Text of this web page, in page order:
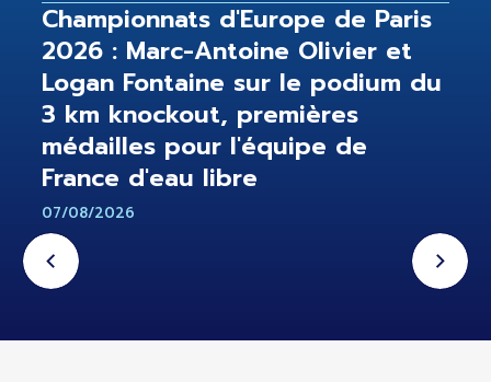
Championnats d'Europe de Paris
2026 : Marc-Antoine Olivier et
Logan Fontaine sur le podium du
3 km knockout, premières
médailles pour l'équipe de
France d'eau libre
07/08/2026